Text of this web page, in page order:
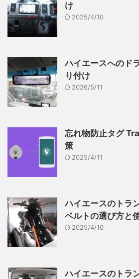
け
2025/4/10
ハイエースへのド
り付け
2026/5/11
忘れ物防止タグ
策
2025/4/11
ハイエースのトラ
ベルトの選び方と
2025/4/10
ハイエースのトラ